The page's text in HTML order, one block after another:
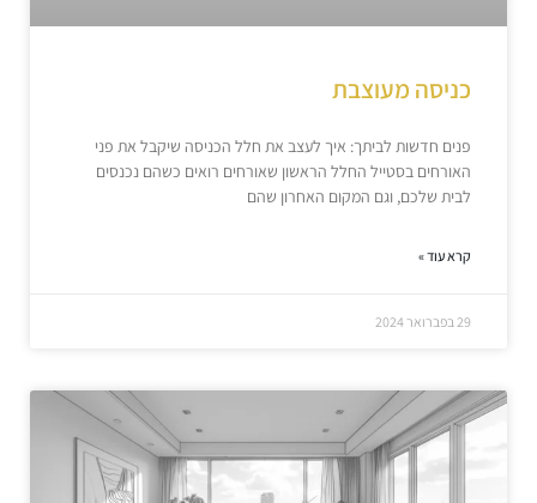
כניסה מעוצבת
פנים חדשות לביתך: איך לעצב את חלל הכניסה שיקבל את פני
האורחים בסטייל החלל הראשון שאורחים רואים כשהם נכנסים
לבית שלכם, וגם המקום האחרון שהם
קרא עוד »
29 בפברואר 2024